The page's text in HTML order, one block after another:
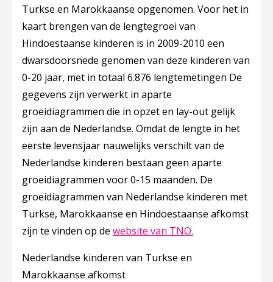
Turkse en Marokkaanse opgenomen. Voor het in
kaart brengen van de lengtegroei van
Hindoestaanse kinderen is in 2009-2010 een
dwarsdoorsnede genomen van deze kinderen van
0-20 jaar, met in totaal 6.876 lengtemetingen De
gegevens zijn verwerkt in aparte
groeidiagrammen die in opzet en lay-out gelijk
zijn aan de Nederlandse. Omdat de lengte in het
eerste levensjaar nauwelijks verschilt van de
Nederlandse kinderen bestaan geen aparte
groeidiagrammen voor 0-15 maanden. De
groeidiagrammen van Nederlandse kinderen met
Turkse, Marokkaanse en Hindoestaanse afkomst
zijn te vinden op de website van TNO.
Nederlandse kinderen van Turkse en
Marokkaanse afkomst